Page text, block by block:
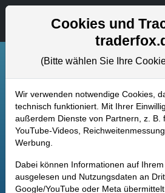
Cookies und
(Bitte wählen Sie Ihre
Wir verwenden notwendige Cookies,
technisch funktioniert. Mit Ihrer
außerdem Dienste von Partnern, z. B.
YouTube-Videos,
Werbung.
Dabei können Informationen auf
ausgelesen und Nutzungsdaten an
Google/YouTube oder Meta